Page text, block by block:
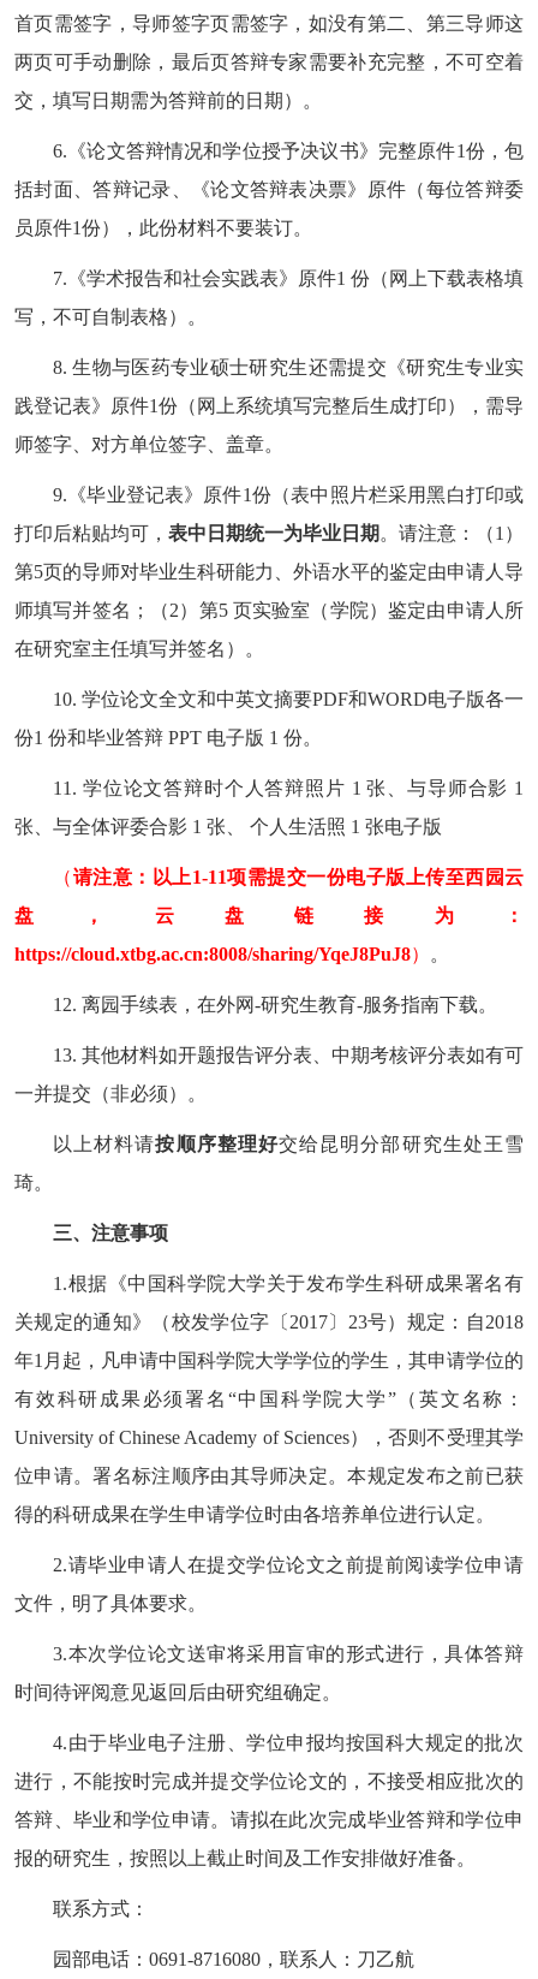
首页需签字，导师签字页需签字，如没有第二、第三导师这
两页可手动删除，最后页答辩专家需要补充完整，不可空着
交，填写日期需为答辩前的日期）。
6. 《论文答辩情况和学位授予决议书》完整原件1份，包
括封面、答辩记录、《论文答辩表决票》原件（每位答辩委
员原件1份），此份材料不要装订。
7. 《学术报告和社会实践表》原件1 份（网上下载表格填
写，不可自制表格）。
8.生物与医药专业硕士研究生还需提交《研究生专业实
践登记表》原件1份（网上系统填写完整后生成打印），需导
师签字、对方单位签字、盖章。
9. 《毕业登记表》原件1份（表中照片栏采用黑白打印或
打印后粘贴均可， 表中日期统一为毕业日期 。请注意：（1 ）
第5页的导师对毕业生科研能力、外语水平的鉴定由申请人导
师填写并签名；（2）第5 页实验室（学院）鉴定由申请人所
在研究室主任填写并签名）。
10. 学位论文全文和中英文摘要PDF和WORD电子版各一
份1 份和毕业答辩 PPT 电子版 1 份。
11. 学位论文答辩时个人答辩照片 1张、与导师合影 1
张、与全体评委合影 1 张、 个人生活照 1 张电子版
（请注意：以上1-11项需提交一份电子版上传至西园云
盘，云盘链接为：
https://cloud.xtbg.ac.cn:8008/sharing/YqeJ8PuJ8） 。
12. 离园手续表，在外网-研究生教育-服务指南下载。
13. 其他材料如开题报告评分表、中期考核评分表如有可
一并提交（非必须）。
以上材料请按顺序整理好交给昆明分部研究生处王雪
琦。
三、注意事项
1.根据《中国科学院大学关于发布学生科研成果署名有
关规定的通知》（校发学位字〔 2017〕 23号）规定：自2018
年1 月起，凡申请中国科学院大学学位的学生，其申请学位的
有效科研成果必须署名 “中国科学院大学”（英文名称：
University of Chinese Academy of Sciences），否则不受理其学
位申请。署名标注顺序由其导师决定。本规定发布之前已获
得的科研成果在学生申请学位时由各培养单位进行认定。
2.请毕业申请人在提交学位论文之前提前阅读学位申请
文件，明了具体要求。
3.本次学位论文送审将采用盲审的形式进行，具体答辩
时间待评阅意见返回后由研究组确定。
4.由于毕业电子注册、学位申报均按国科大规定的批次
进行，不能按时完成并提交学位论文的，不接受相应批次的
答辩、毕业和学位申请。请拟在此次完成毕业答辩和学位申
报的研究生，按照以上截止时间及工作安排做好准备。
联系方式：
园部电话： 0691-8716080 ，联系人：刀乙航